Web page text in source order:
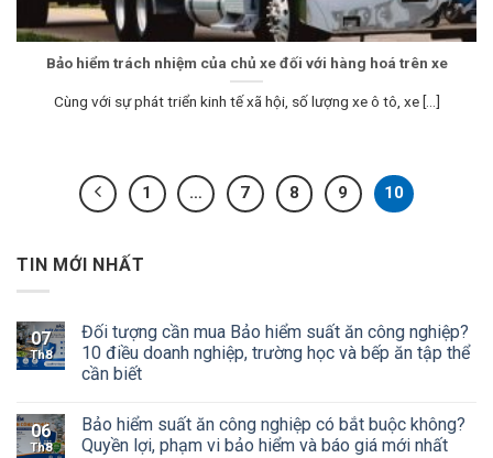
Bảo hiểm trách nhiệm của chủ xe đối với hàng hoá trên xe
Cùng với sự phát triển kinh tế xã hội, số lượng xe ô tô, xe [...]
1 … 7 8 9 10
TIN MỚI NHẤT
07
Th8
Đối tượng cần mua Bảo hiểm suất ăn công nghiệp?
10 điều doanh nghiệp, trường học và bếp ăn tập thể
cần biết
06
Th8
Bảo hiểm suất ăn công nghiệp có bắt buộc không?
Quyền lợi, phạm vi bảo hiểm và báo giá mới nhất